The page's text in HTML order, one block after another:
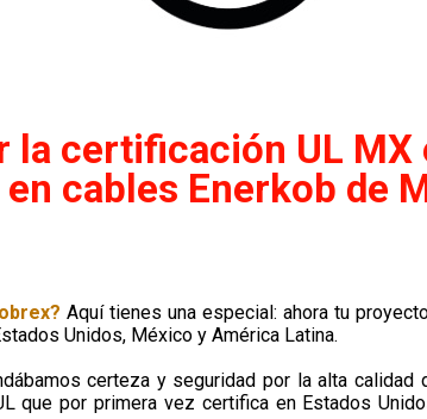
la certificación UL MX
cables Enerkob de
Aquí tienes una especial: ahora tu
Unidos, México y América Latina.
certeza y seguridad por la alta
que por primera vez certifica en Estados